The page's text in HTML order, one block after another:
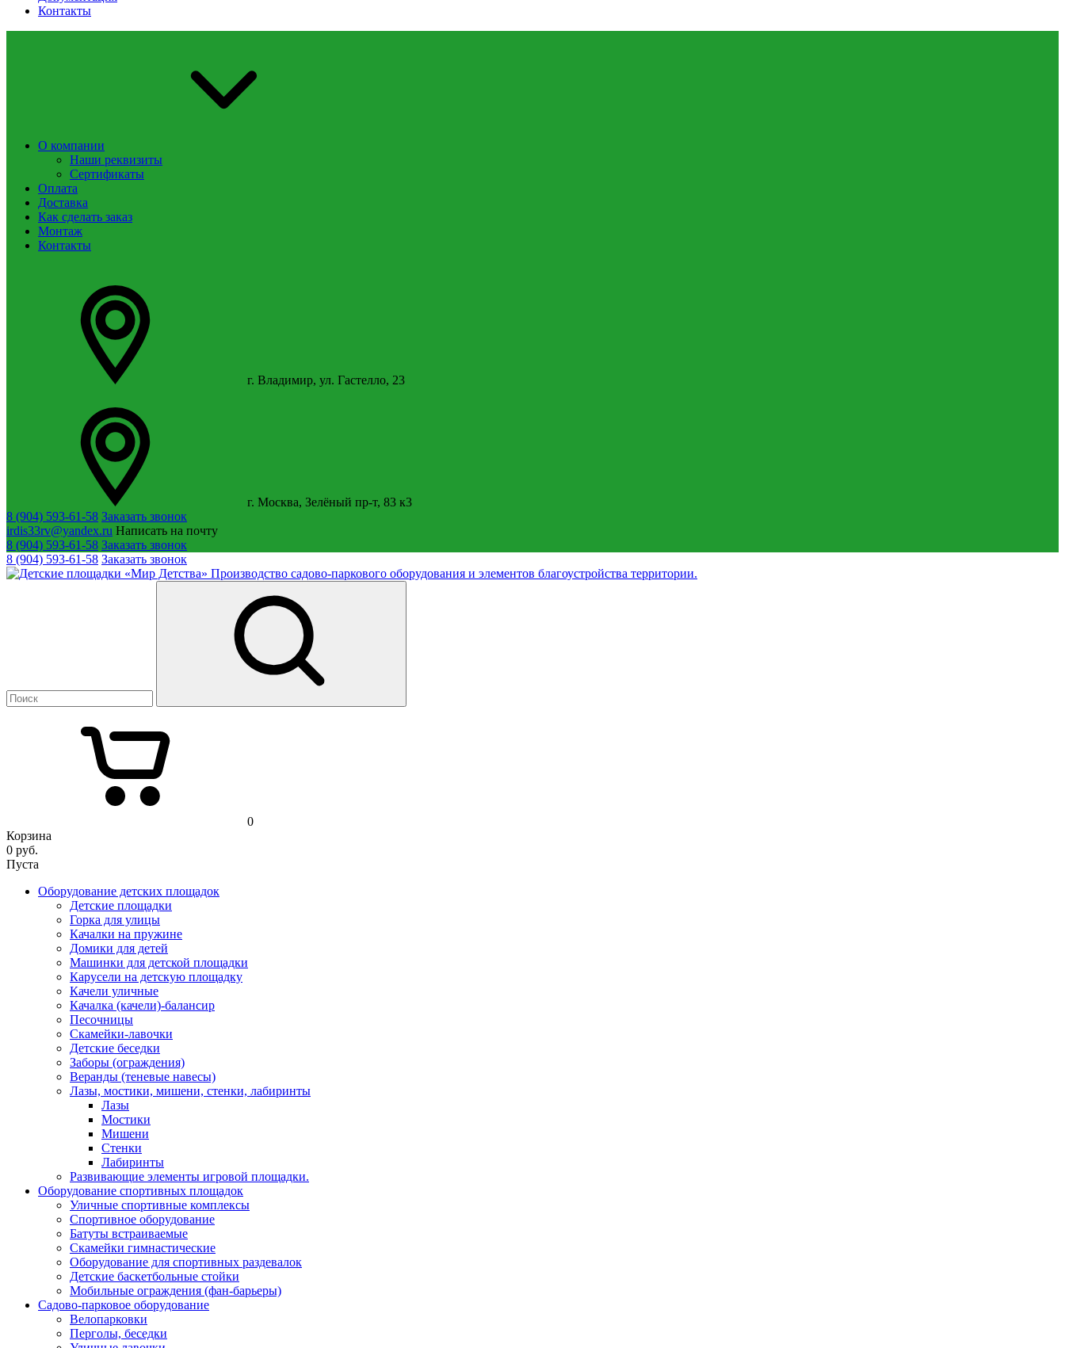
Контакты
О компании
Наши реквизиты
Сертификаты
Оплата
Доставка
Как сделать заказ
Монтаж
Контакты
г. Владимир, ул. Гастелло, 23
г. Москва, Зелёный пр-т, 83 к3
8 (904) 593-61-58 Заказать звонок
irdis33rv@yandex.ru Написать на почту
8 (904) 593-61-58 Заказать звонок
8 (904) 593-61-58 Заказать звонок
Производство садово-паркового оборудования и элементов благоустройства территории.
0
Корзина
0 руб.
Пуста
Оборудование детских площадок
Детские площадки
Горка для улицы
Качалки на пружине
Домики для детей
Машинки для детской площадки
Карусели на детскую площадку
Качели уличные
Качалка (качели)-балансир
Песочницы
Скамейки-лавочки
Детские беседки
Заборы (ограждения)
Веранды (теневые навесы)
Лазы, мостики, мишени, стенки, лабиринты
Лазы
Мостики
Мишени
Стенки
Лабиринты
Развивающие элементы игровой площадки.
Оборудование спортивных площадок
Уличные спортивные комплексы
Спортивное оборудование
Батуты встраиваемые
Скамейки гимнастические
Оборудование для спортивных раздевалок
Детские баскетбольные стойки
Мобильные ограждения (фан-барьеры)
Садово-парковое оборудование
Велопарковки
Перголы, беседки